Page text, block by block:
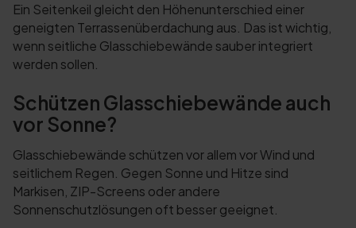
Ein Seitenkeil gleicht den Höhenunterschied einer
geneigten Terrassenüberdachung aus. Das ist wichtig,
wenn seitliche Glasschiebewände sauber integriert
werden sollen.
Schützen Glasschiebewände auch
vor Sonne?
Glasschiebewände schützen vor allem vor Wind und
seitlichem Regen. Gegen Sonne und Hitze sind
Markisen, ZIP-Screens oder andere
Sonnenschutzlösungen oft besser geeignet.